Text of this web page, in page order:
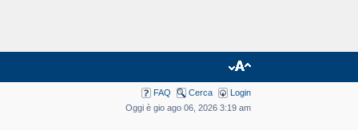
FAQ Cerca
Login
Oggi è gio ago 06, 2026 3:19 am